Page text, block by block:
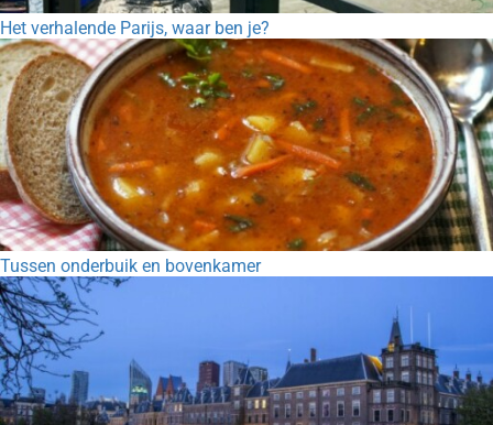
Het verhalende Parijs, waar ben je?
Tussen onderbuik en bovenkamer